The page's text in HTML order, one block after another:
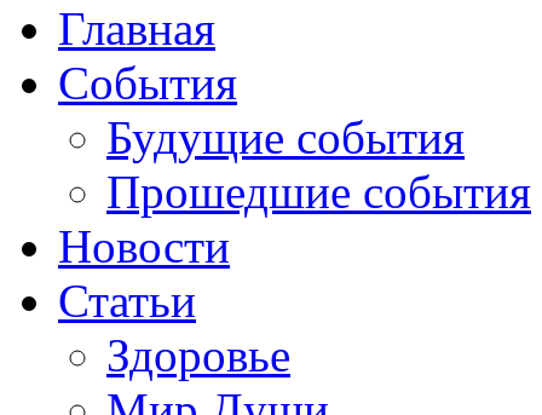
Главная
События
Будущие события
Прошедшие события
Новости
Статьи
Здоровье